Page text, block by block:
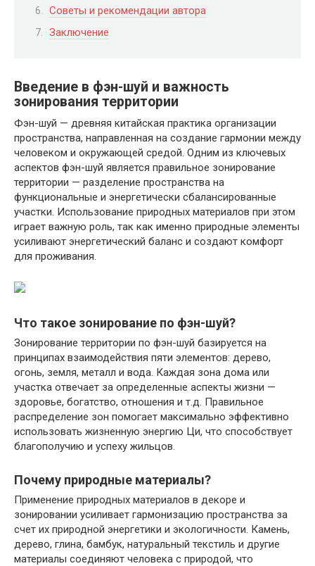
Советы и рекомендации автора
Заключение
Введение в фэн-шуй и важность
зонирования территории
Фэн-шуй — древняя китайская практика организации
пространства, направленная на создание гармонии между
человеком и окружающей средой. Одним из ключевых
аспектов фэн-шуй является правильное зонирование
территории — разделение пространства на
функциональные и энергетически сбалансированные
участки. Использование природных материалов при этом
играет важную роль, так как именно природные элементы
усиливают энергетический баланс и создают комфорт
для проживания.
Что такое зонирование по фэн-шуй?
Зонирование территории по фэн-шуй базируется на
принципах взаимодействия пяти элементов: дерево,
огонь, земля, металл и вода. Каждая зона дома или
участка отвечает за определенные аспекты жизни —
здоровье, богатство, отношения и т.д. Правильное
распределение зон помогает максимально эффективно
использовать жизненную энергию Ци, что способствует
благополучию и успеху жильцов.
Почему природные материалы?
Применение природных материалов в декоре и
зонировании усиливает гармонизацию пространства за
счет их природной энергетики и экологичности. Камень,
дерево, глина, бамбук, натуральный текстиль и другие
материалы соединяют человека с природой, что